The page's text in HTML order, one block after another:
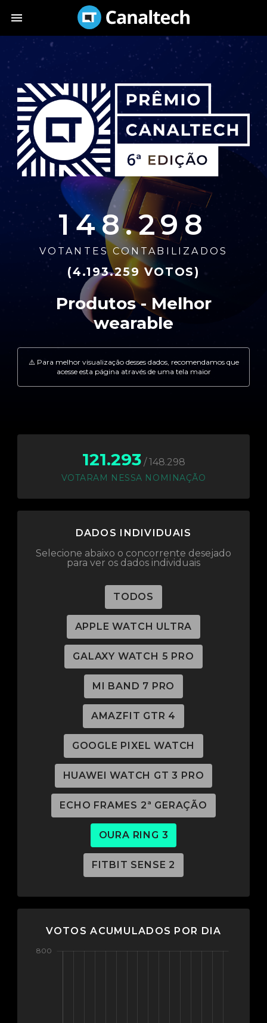
148.298
VOTANTES CONTABILIZADOS
(4.193.259 VOTOS)
121.293/ 148.298
VOTARAM NESSA NOMINAÇÃO
DADOS INDIVIDUAIS
Selecione abaixo o concorrente desejado
para ver os dados individuais
TODOS
APPLE WATCH ULTRA
GALAXY WATCH 5 PRO
MI BAND 7 PRO
AMAZFIT GTR 4
GOOGLE PIXEL WATCH
HUAWEI WATCH GT 3 PRO
ECHO FRAMES 2ª GERAÇÃO
OURA RING 3
FITBIT SENSE 2
VOTOS ACUMULADOS POR DIA